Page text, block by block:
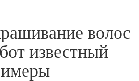
волос
известный